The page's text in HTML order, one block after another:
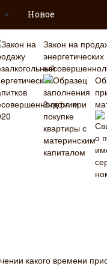
Новое
Закон на
какого времени